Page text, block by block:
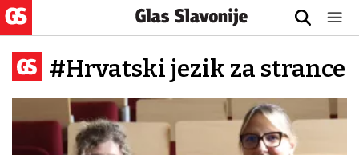
#Hrvatski jezik za strance